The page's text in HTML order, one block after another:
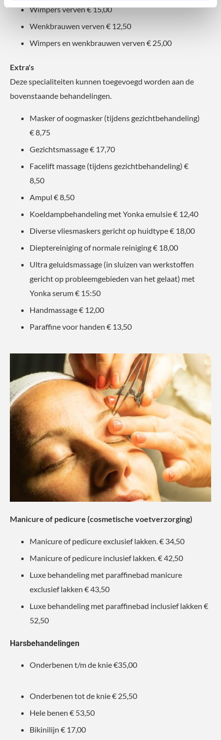
Wimpers verven € 15,00
Wenkbrauwen verven € 12,50
Wimpers en wenkbrauwen verven € 25,00
Extra's
Deze specialiteiten kunnen toegevoegd worden aan de
bovenstaande behandelingen.
Masker of oogmasker (tijdens gezichtbehandeling)
€ 8,75
Gezichtsmassage € 17,70
Facelift massage (tijdens gezichtbehandeling) €
8,50
Ampul € 8,50
Koeldampbehandeling met Yonka emulsie € 12,40
Diverse vliesmaskers gericht op huidtype € 18,00
Dieptereiniging of normale reiniging € 18,00
Ultra geluidsmassage (in sluizen van werkstoffen
gericht op probleemgebieden van het gelaat) met
Yonka serum € 15:50
Handmassage € 12,00
Paraffine voor handen € 13,50
Manicure of pedicure (cosmetische voetverzorging)
Manicure of pedicure exclusief lakken. € 34,50
Manicure of pedicure inclusief lakken. € 42,50
Luxe behandeling met paraffinebad manicure
exclusief lakken € 43,50
Luxe behandeling met paraffinebad inclusief lakken €
52,50
Harsbehandelingen
Onderbenen t/m de knie €35,00
Onderbenen tot de knie € 25,50
Hele benen € 53,50
Bikinilijn € 17,00